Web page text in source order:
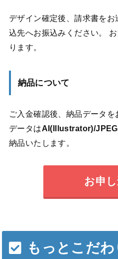
デザイン確定後、請求書を
込先へお振込みください。 お
ります。
納品について
ご入金確認後、納品データ
データはAI(Illustrator)/
納品いたします。
お申
もっとこだ